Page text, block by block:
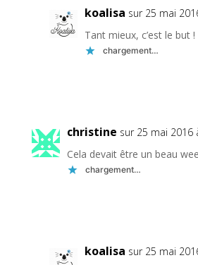
koalisa sur 25 mai
Tant mieux, c’est le but !
chargement…
christine sur 25 mai 2016
Cela devait être un beau
chargement…
koalisa sur 25 mai